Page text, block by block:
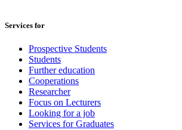
Services for
Prospective Students
Students
Further education
Cooperations
Researcher
Focus on Lecturers
Looking for a job
Services for Graduates